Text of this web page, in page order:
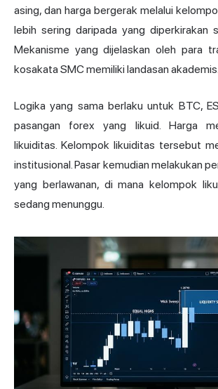
asing, dan harga bergerak melalui
lebih sering daripada yang diperkirakan
Mekanisme yang dijelaskan oleh para
kosakata SMC memiliki landasan akademis.
Logika yang sama berlaku untuk BTC,
pasangan forex yang likuid. Harga
likuiditas. Kelompok likuiditas tersebut
institusional. Pasar kemudian melakukan
yang berlawanan, di mana kelompok
sedang menunggu.